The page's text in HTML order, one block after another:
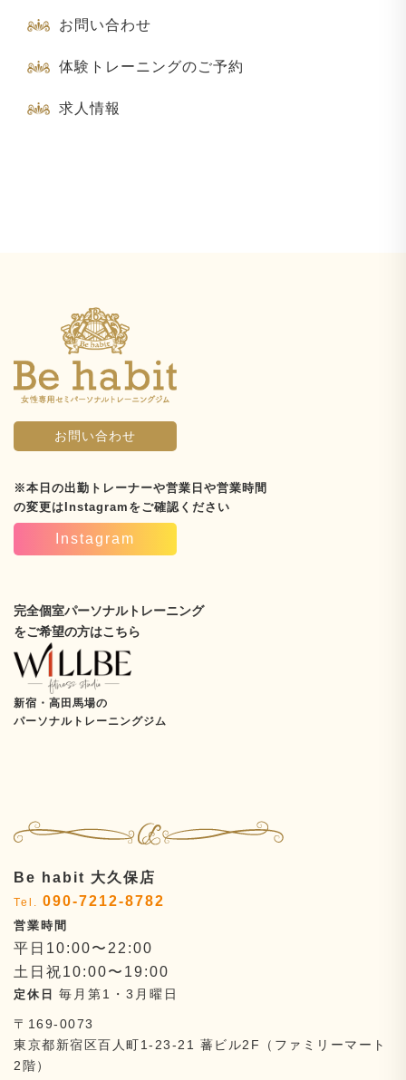
お問い合わせ
体験トレーニングのご予約
求人情報
お問い合わせ
※本日の出勤トレーナーや営業日や営業時間
の変更はInstagramをご確認ください
Instagram
完全個室パーソナルトレーニング
をご希望の方はこちら
新宿・高田馬場の
パーソナルトレーニングジム
Be habit 大久保店
090-7212-8782
平日10:00〜22:00
土日祝10:00〜19:00
毎月第1・3月曜日
〒169-0073
東京都新宿区百人町1-23-21 蕃ビル2F（ファミリーマート
2階）